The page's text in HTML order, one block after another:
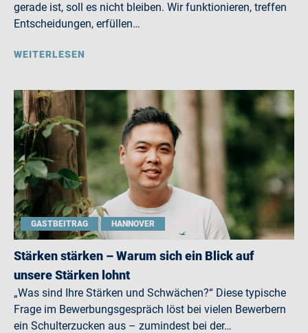
gerade ist, soll es nicht bleiben. Wir funktionieren, treffen
Entscheidungen, erfüllen…
WEITERLESEN
GASTBEITRAG HANNOVER
Stärken stärken – Warum sich ein Blick auf
unsere Stärken lohnt
„Was sind Ihre Stärken und Schwächen?“ Diese typische
Frage im Bewerbungsgespräch löst bei vielen Bewerbern
ein Schulterzucken aus – zumindest bei der…